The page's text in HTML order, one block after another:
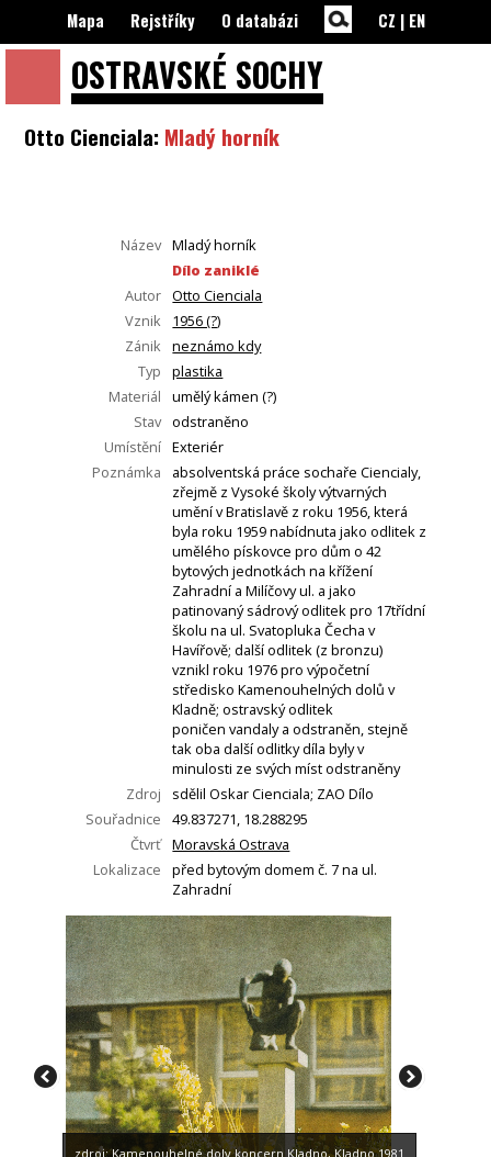
OSTRAVSKÉ SOCHY
Mapa Rejstříky O databázi CZ | EN
Otto Cienciala: Mladý horník
Název Mladý horník
Dílo zaniklé
Autor Otto Cienciala
Vznik
1956 (?)
Zánik neznámo kdy
Typ
plastika
Materiál
umělý kámen (?)
Stav odstraněno
Umístění Exteriér
Poznámka
absolventská práce sochaře Ciencialy,
zřejmě z Vysoké školy výtvarných
umění v Bratislavě z roku 1956, která
byla roku 1959 nabídnuta jako odlitek z
umělého pískovce pro dům o 42
bytových jednotkách na křížení
Zahradní a Milíčovy ul. a jako
patinovaný sádrový odlitek pro 17třídní
školu na ul. Svatopluka Čecha v
Havířově; další odlitek (z bronzu)
vznikl roku 1976 pro výpočetní
středisko Kamenouhelných dolů v
Kladně; ostravský odlitek
poničen vandaly a odstraněn, stejně
tak oba další odlitky díla byly v
minulosti ze svých míst odstraněny
Zdroj
sdělil Oskar Cienciala; ZAO Dílo
Souřadnice
49.837271, 18.288295
Čtvrť Moravská Ostrava
Lokalizace
před bytovým domem č. 7 na ul.
Zahradní
zdroj: Kamenouhelné doly koncern Kladno, Kladno 1981